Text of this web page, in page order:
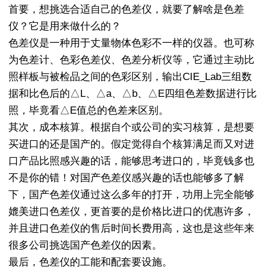
首要，想挑选合适自己的色差仪，就要了解啥是色差
仪？它是用来做什么的？
色差仪是一种用于丈量物体色彩不一样的仪器。也可称
为色差计、色彩色差仪、色差分析仪等，它通过主动比
照样板与被检品之间的色彩区别，输出CIE_Lab三组数
据和比色后的△L、△a、△b、△E四组色差数据进行比
照，毕竟看△E值总的色差来区别。
其次，成本核算。根据自个或公司的实习核算，是想要
买进口的还是国产的。假定觉得自个核算满足而又对进
口产品比照感兴趣的话，能够思考进口的，毕竟钱多也
不是你的错！对国产色差仪感兴趣的话也能够多了解
下，国产色差仪通过这么多年的打开，功用上完全能够
媲美进口色差仪，更首要的是价格比进口的优惠许多，
并且进口色差仪的售后时间长费用高，这也是这些年来
很多公司挑选国产色差仪的因素。
最后，色差仪的工能和配套要设施。